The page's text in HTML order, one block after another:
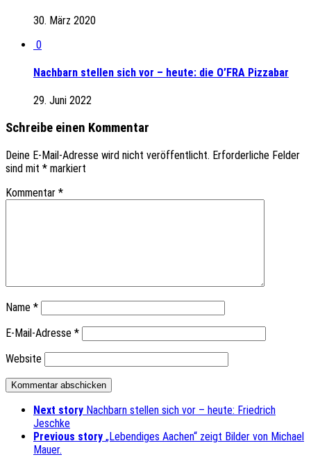
30. März 2020
0
Nachbarn stellen sich vor – heute: die O’FRA Pizzabar
29. Juni 2022
Schreibe einen Kommentar
Deine E-Mail-Adresse wird nicht veröffentlicht. Erforderliche Felder
sind mit * markiert
Kommentar *
Name *
E-Mail-Adresse *
Website
Next story Nachbarn stellen sich vor – heute: Friedrich
Jeschke
Previous story „Lebendiges Aachen“ zeigt Bilder von Michael
Mauer.